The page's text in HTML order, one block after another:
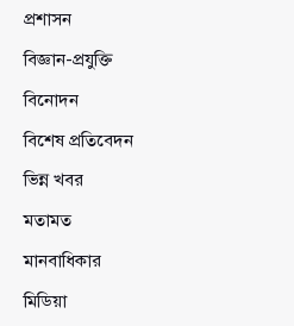
প্রশাসন
বিজ্ঞান-প্রযুক্তি
বিনোদন
বিশেষ প্রতিবেদন
ভিন্ন খবর
মতামত
মানবাধিকার
মিডিয়া